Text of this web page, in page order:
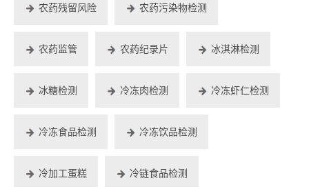
农药残留风险 农药污染物检测
农药监管 农药纪录片 冰淇淋检测
冰糖检测 冷冻肉检测 冷冻虾仁检测
冷冻食品检测 冷冻饮品检测
冷加工蛋糕 冷链食品检测